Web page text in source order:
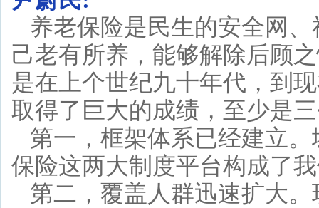
养老保险是民生的安全网
己老有所养，能够解除后顾
是在上个世纪九十年代，到
取得了巨大的成绩，至少是
第一，框架体系已经建立
保险这两大制度平台构成了
第二，覆盖人群迅速扩大